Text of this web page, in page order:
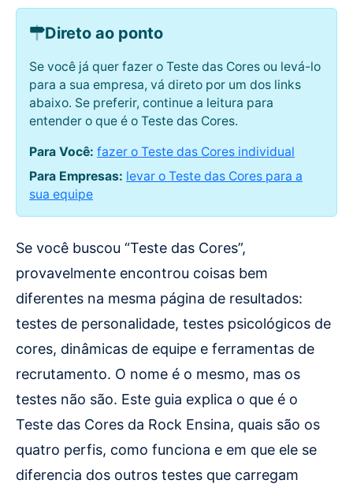
Direto ao ponto
Se você já quer fazer o Teste das Cores ou levá-lo
para a sua empresa, vá direto por um dos links
abaixo. Se preferir, continue a leitura para
entender o que é o Teste das Cores.
Para Você: fazer o Teste das Cores individual
Para Empresas: levar o Teste das Cores para a
sua equipe
Se você buscou “Teste das Cores”,
provavelmente encontrou coisas bem
diferentes na mesma página de resultados:
testes de personalidade, testes psicológicos de
cores, dinâmicas de equipe e ferramentas de
recrutamento. O nome é o mesmo, mas os
testes não são. Este guia explica o que é o
Teste das Cores da Rock Ensina, quais são os
quatro perfis, como funciona e em que ele se
diferencia dos outros testes que carregam